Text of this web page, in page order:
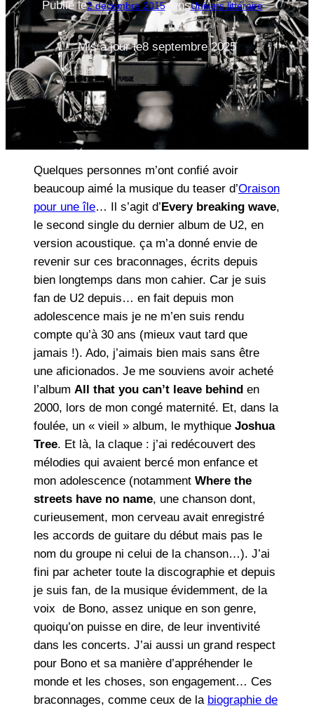
Publié le2 décembre 2015dansUnivers littéraire—
Mis à jour le8 septembre 2025
Quelques personnes m’ont confié avoir
beaucoup aimé la musique du teaser d’Oraison
pour une île… Il s’agit d’Every breaking wave,
le second single du dernier album de U2, en
version acoustique. ça m’a donné envie de
revenir sur ces braconnages, écrits depuis
bien longtemps dans mon cahier. Car je suis
fan de U2 depuis… en fait depuis mon
adolescence mais je ne m’en suis rendu
compte qu’à 30 ans (mieux vaut tard que
jamais !). Ado, j’aimais bien mais sans être
une aficionados. Je me souviens avoir acheté
l’album All that you can’t leave behind en
2000, lors de mon congé maternité. Et, dans la
foulée, un « vieil » album, le mythique Joshua
Tree. Et là, la claque : j’ai redécouvert des
mélodies qui avaient bercé mon enfance et
mon adolescence (notamment Where the
streets have no name, une chanson dont,
curieusement, mon cerveau avait enregistré
les accords de guitare du début mais pas le
nom du groupe ni celui de la chanson…). J’ai
fini par acheter toute la discographie et depuis
je suis fan, de la musique évidemment, de la
voix de Bono, assez unique en son genre,
quoiqu’on puisse en dire, de leur inventivité
dans les concerts. J’ai aussi un grand respect
pour Bono et sa manière d’appréhender le
monde et les choses, son engagement… Ces
braconnages, comme ceux de la biographie de